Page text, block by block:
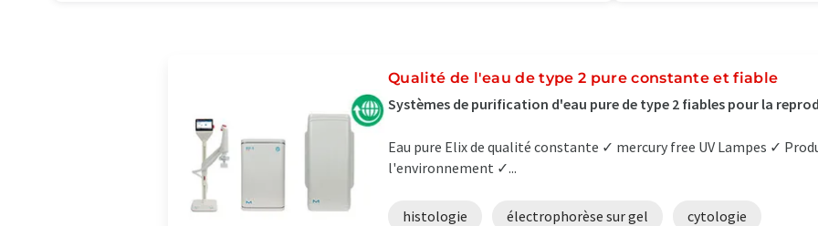
Qualité de l'eau de type 2 pure constante et fiable
Systèmes de purification d'eau pure de type 2 fiables pour la
Eau pure Elix de qualité constante ✓ mercury free UV Lampes ✓
l'environnement ✓...
histologie électrophorèse sur gel cytologie